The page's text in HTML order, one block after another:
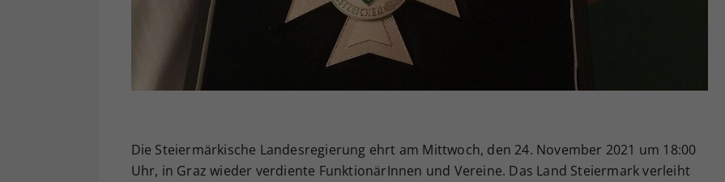
Die Steiermärkische Landesregierung ehrt am Mittwoch, den 24. November 2021 um 18:00
Uhr, in Graz wieder verdiente FunktionärInnen und Vereine. Das Land Steiermark verleiht
Ihrer vorgenommen Einstellungen, falls der
Webseiten-Betreiber dies eingestellt hat.